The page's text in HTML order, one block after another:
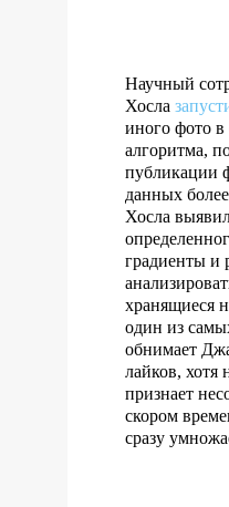
Научный
Хосла
иного фото в
алгоритма,
публикации
данных
Хосла
градиенты и
хранящиеся
один из
обнимает
лайков, хотя
признает
скором
сразу